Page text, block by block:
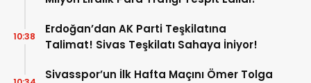
Erdoğan’dan AK Parti Teşkilatına
Talimat! Sivas Teşkilatı Sahaya İniyor!
10:38
Sivasspor’un İlk Hafta Maçını Ömer Tolga